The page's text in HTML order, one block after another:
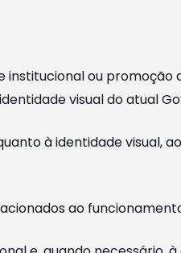
ou promoção
visual do atual
à identidade visual,
ao